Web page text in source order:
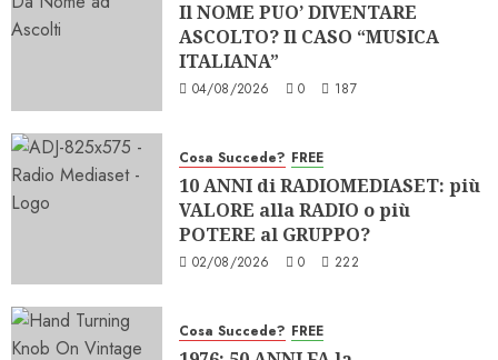
Il NOME PUO’ DIVENTARE
ASCOLTO? Il CASO “MUSICA
ITALIANA”
04/08/2026 0 187
Cosa Succede? FREE
10 ANNI di RADIOMEDIASET: più
VALORE alla RADIO o più
POTERE al GRUPPO?
02/08/2026 0 222
Cosa Succede? FREE